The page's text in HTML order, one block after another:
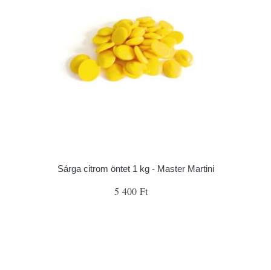
Sárga citrom öntet 1 kg - Master Martini
5 400 Ft